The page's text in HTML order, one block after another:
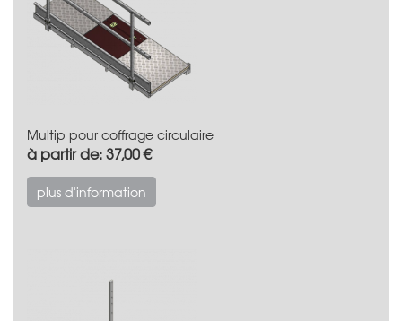
Multip pour coffrage circulaire
à partir de: 37,00 €
plus d'information